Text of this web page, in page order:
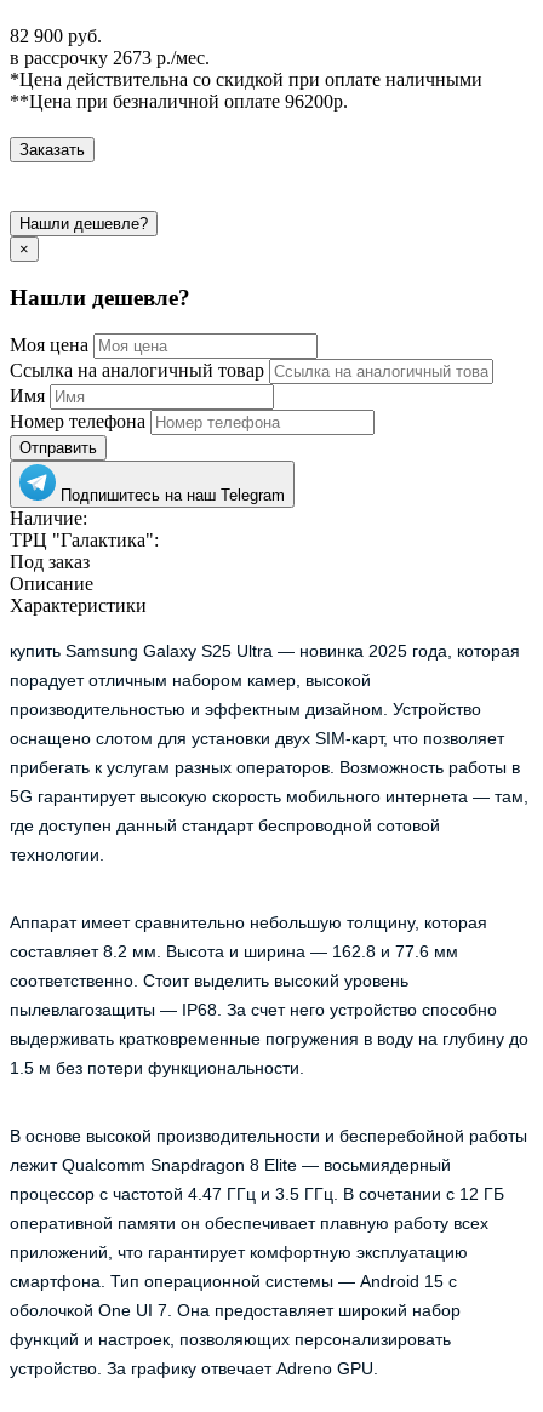
82 900 руб.
в рассрочку 2673 р./мес.
*Цена действительна со скидкой при оплате наличными
**Цена при безналичной оплате 96200р.
Заказать
Нашли дешевле?
×
Нашли дешевле?
Моя цена
Ссылка на аналогичный товар
Имя
Номер телефона
Отправить
Подпишитесь на наш Telegram
Наличие:
ТРЦ "Галактика":
Под заказ
Описание
Характеристики
купить Samsung Galaxy S25 Ultra — новинка 2025 года, которая
порадует отличным набором камер, высокой
производительностью и эффектным дизайном. Устройство
оснащено слотом для установки двух SIM-карт, что позволяет
прибегать к услугам разных операторов. Возможность работы в
5G гарантирует высокую скорость мобильного интернета — там,
где доступен данный стандарт беспроводной сотовой
технологии.
Аппарат имеет сравнительно небольшую толщину, которая
составляет 8.2 мм. Высота и ширина — 162.8 и 77.6 мм
соответственно. Стоит выделить высокий уровень
пылевлагозащиты — IP68. За счет него устройство способно
выдерживать кратковременные погружения в воду на глубину до
1.5 м без потери функциональности.
В основе высокой производительности и бесперебойной работы
лежит Qualcomm Snapdragon 8 Elite — восьмиядерный
процессор с частотой 4.47 ГГц и 3.5 ГГц. В сочетании с 12 ГБ
оперативной памяти он обеспечивает плавную работу всех
приложений, что гарантирует комфортную эксплуатацию
смартфона. Тип операционной системы — Android 15 с
оболочкой One UI 7. Она предоставляет широкий набор
функций и настроек, позволяющих персонализировать
устройство. За графику отвечает Adreno GPU.